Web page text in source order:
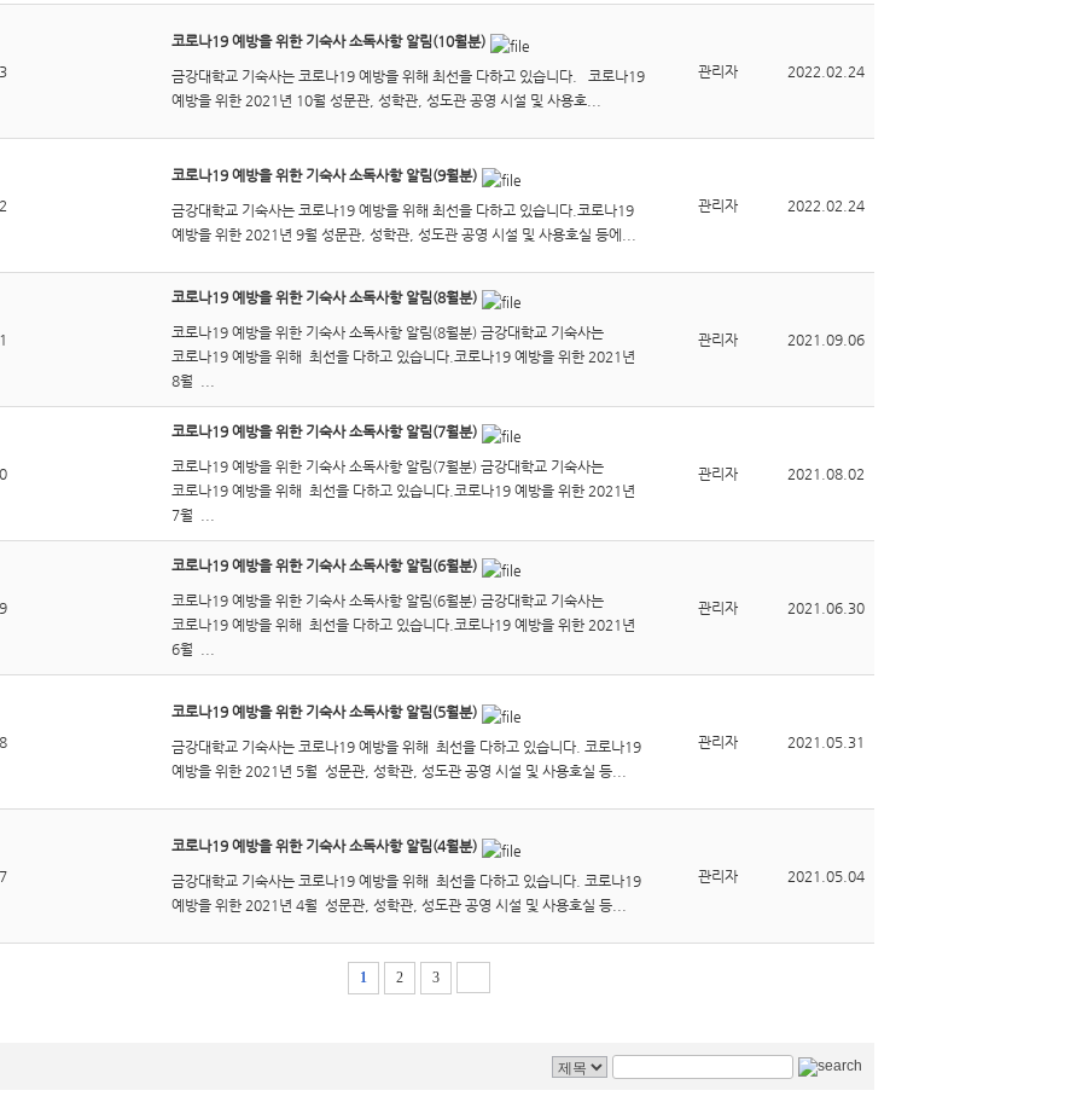
코로나19 예방을 위한 기숙사 소독사항 알림(10월분)
금강대학교 기숙사는 코로나19 예방을 위해 최선을 다하고 있습니다. 코로나19
예방을 위한 2021년 10월 성문관, 성학관, 성도관 공영 시설 및 사용호...
관리자 2022.02.24
코로나19 예방을 위한 기숙사 소독사항 알림(9월분)
금강대학교 기숙사는 코로나19 예방을 위해 최선을 다하고 있습니다.코로나19
예방을 위한 2021년 9월 성문관, 성학관, 성도관 공영 시설 및 사용호실 등에...
관리자 2022.02.24
코로나19 예방을 위한 기숙사 소독사항 알림(8월분)
코로나19 예방을 위한 기숙사 소독사항 알림(8월분) 금강대학교 기숙사는
코로나19 예방을 위해 최선을 다하고 있습니다.코로나19 예방을 위한 2021년
8월 ...
관리자 2021.09.06
코로나19 예방을 위한 기숙사 소독사항 알림(7월분)
코로나19 예방을 위한 기숙사 소독사항 알림(7월분) 금강대학교 기숙사는
코로나19 예방을 위해 최선을 다하고 있습니다.코로나19 예방을 위한 2021년
7월 ...
관리자 2021.08.02
코로나19 예방을 위한 기숙사 소독사항 알림(6월분)
코로나19 예방을 위한 기숙사 소독사항 알림(6월분) 금강대학교 기숙사는
코로나19 예방을 위해 최선을 다하고 있습니다.코로나19 예방을 위한 2021년
6월 ...
관리자 2021.06.30
코로나19 예방을 위한 기숙사 소독사항 알림(5월분)
금강대학교 기숙사는 코로나19 예방을 위해 최선을 다하고 있습니다. 코로나19
예방을 위한 2021년 5월 성문관, 성학관, 성도관 공영 시설 및 사용호실 등...
관리자 2021.05.31
코로나19 예방을 위한 기숙사 소독사항 알림(4월분)
금강대학교 기숙사는 코로나19 예방을 위해 최선을 다하고 있습니다. 코로나19
예방을 위한 2021년 4월 성문관, 성학관, 성도관 공영 시설 및 사용호실 등...
관리자 2021.05.04
1 2 3